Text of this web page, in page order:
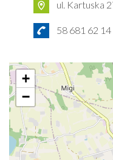
ul. Kartuska
58 681 62 14
+
−